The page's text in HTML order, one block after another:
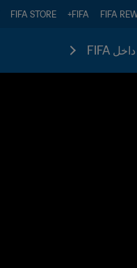
FIFA
FIFA+
FIFA STORE
داخل FIFA